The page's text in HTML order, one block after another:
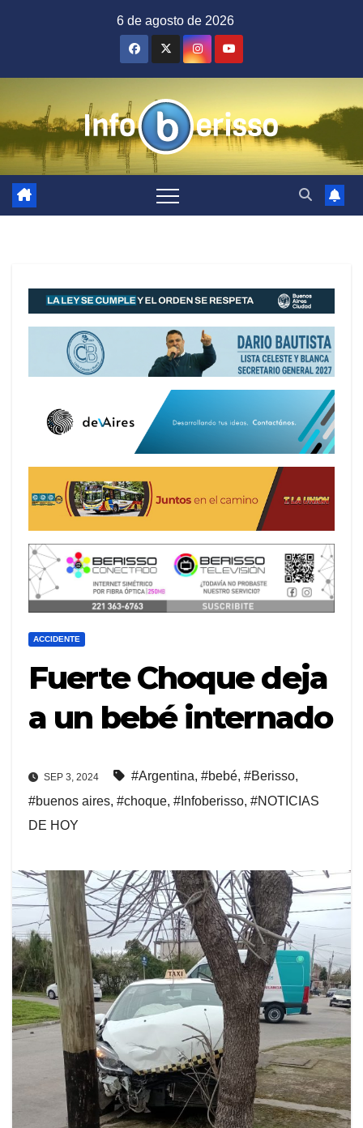
6 de agosto de 2026
ACCIDENTE
Fuerte Choque deja
a un bebé internado
SEP 3, 2024 #Argentina, #bebé, #Berisso,
#buenos aires, #choque, #Infoberisso, #NOTICIAS
DE HOY